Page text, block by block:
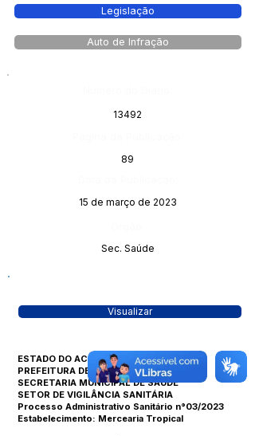
Legislação
Auto de Infração
13492
89
15 de março de 2023
Sec. Saúde
Visualizar
ESTADO DO ACRE
PREFEITURA DE MANOEL URBANO
SECRETARIA MUNICIPAL DE SAÚDE
SETOR DE VIGILÂNCIA SANITÁRIA
Processo Administrativo Sanitário n°03/2023
Estabelecimento: Mercearia Tropical